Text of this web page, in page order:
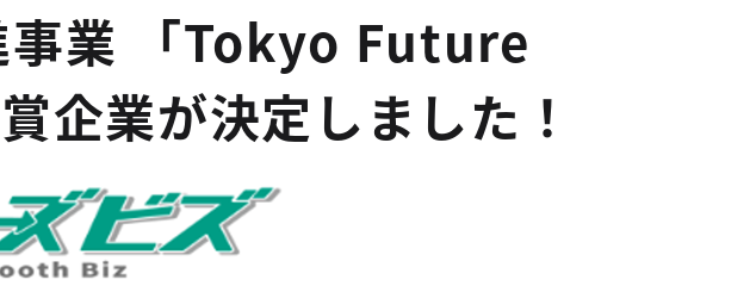
事業 「Tokyo Future
業が決定しました！